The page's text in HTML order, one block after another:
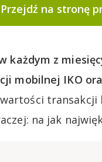
Przejdź na stronę
każdym z
mobilnej IKO
wartości
na jak